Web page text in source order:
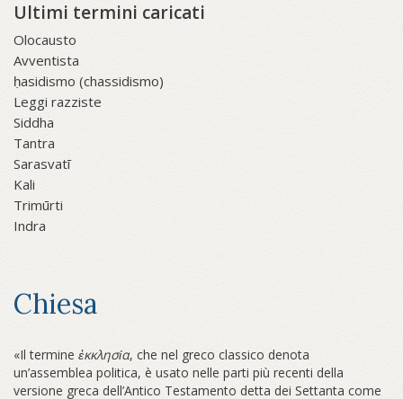
Ultimi termini caricati
Olocausto
Avventista
ḥasidismo (chassidismo)
Leggi razziste
Siddha
Tantra
Sarasvatī
Kali
Trimūrti
Indra
Chiesa
«Il termine ἐκκλησία, che nel greco classico denota
un’assemblea politica, è usato nelle parti più recenti della
versione greca dell’Antico Testamento detta dei Settanta come